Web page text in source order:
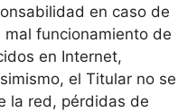
en caso de
funcionamiento de
en Internet,
el Titular no se
la red, pérdidas de